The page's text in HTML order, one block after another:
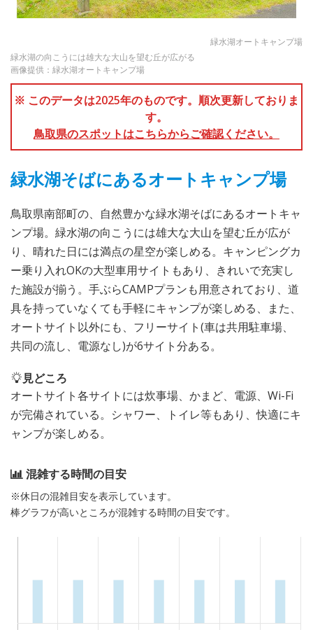
緑水湖オートキャンプ場
緑水湖の向こうには雄大な大山を望む丘が広がる
画像提供：緑水湖オートキャンプ場
※ このデータは2025年のものです。順次更新しておりま
す。
鳥取県のスポットはこちらからご確認ください。
緑水湖そばにあるオートキャンプ場
鳥取県南部町の、自然豊かな緑水湖そばにあるオートキャ
ンプ場。緑水湖の向こうには雄大な大山を望む丘が広が
り、晴れた日には満点の星空が楽しめる。キャンピングカ
ー乗り入れOKの大型車用サイトもあり、きれいで充実し
た施設が揃う。手ぶらCAMPプランも用意されており、道
具を持っていなくても手軽にキャンプが楽しめる、また、
オートサイト以外にも、フリーサイト(車は共用駐車場、
共同の流し、電源なし)が6サイト分ある。
見どころ
オートサイト各サイトには炊事場、かまど、電源、Wi-Fi
が完備されている。シャワー、トイレ等もあり、快適にキ
ャンプが楽しめる。
混雑する時間の目安
※休日の混雑目安を表示しています。
棒グラフが高いところが混雑する時間の目安です。